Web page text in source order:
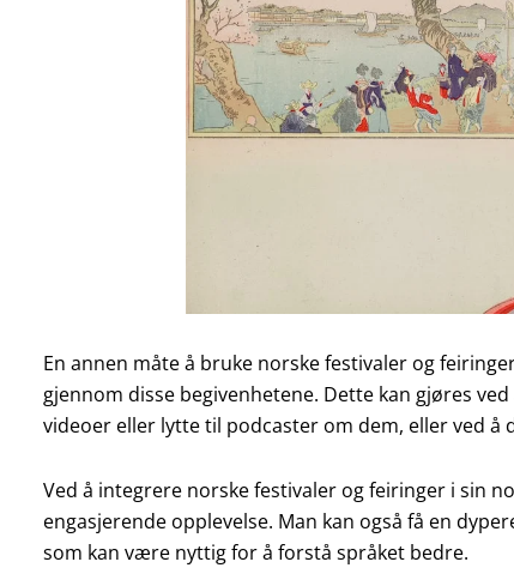
En annen måte å bruke norske festivaler og
gjennom disse begivenhetene. Dette kan gjøres
videoer eller lytte til podcaster om dem, eller ved
Ved å integrere norske festivaler og feiringer i sin
engasjerende opplevelse. Man kan også få en
som kan være nyttig for å forstå språket bedre.